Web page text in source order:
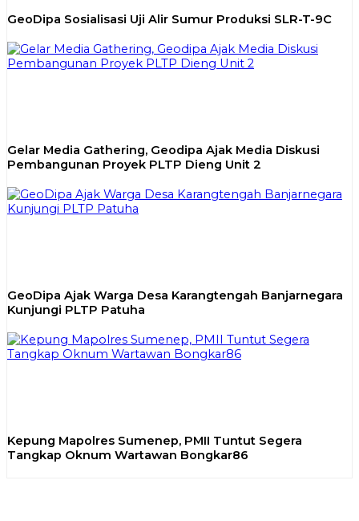
GeoDipa Sosialisasi Uji Alir Sumur Produksi SLR-T-9C
Gelar Media Gathering, Geodipa Ajak Media Diskusi
Pembangunan Proyek PLTP Dieng Unit 2
GeoDipa Ajak Warga Desa Karangtengah Banjarnegara
Kunjungi PLTP Patuha
Kepung Mapolres Sumenep, PMII Tuntut Segera
Tangkap Oknum Wartawan Bongkar86